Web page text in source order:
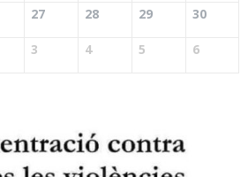
27 28 29 30
3 4 5 6